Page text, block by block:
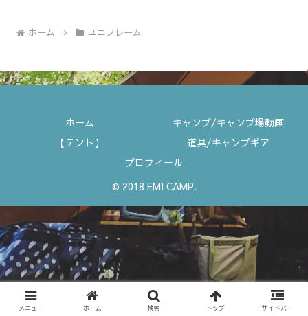
ホーム ユニフレーム
ホーム
キャンプ/キャンプ場動画
【テント】
道具/キャンプギア
プロフィール
© 2018 EMI CAMP.
メニュー ホーム 検索 トップ サイドバー